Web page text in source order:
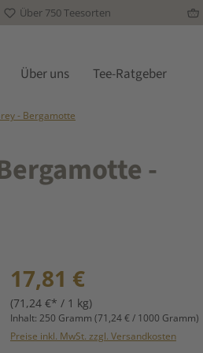
Über 750 Teesorten
Über uns Tee-Ratgeber
- Bergamotte
-
Regulärer Preis:
17,81 €
(71,24 €* / 1 kg)
Inhalt: 250 Gramm (71,24 € / 1000 Gramm)
Preise inkl. MwSt. zzgl. Versandkosten